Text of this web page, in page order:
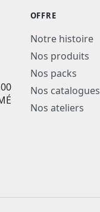
OFFRE
Notre histoire
Nos produits
Nos packs
Nos catalogues
Nos ateliers